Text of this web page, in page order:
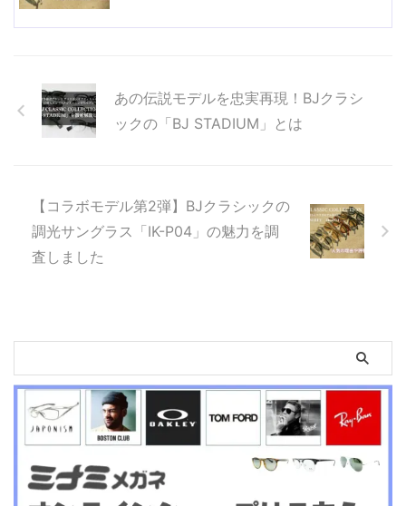
あの伝説モデルを忠実再現！BJクラシ
ックの「BJ STADIUM」とは
【コラボモデル第2弾】BJクラシックの
調光サングラス「IK-P04」の魅力を調
査しました